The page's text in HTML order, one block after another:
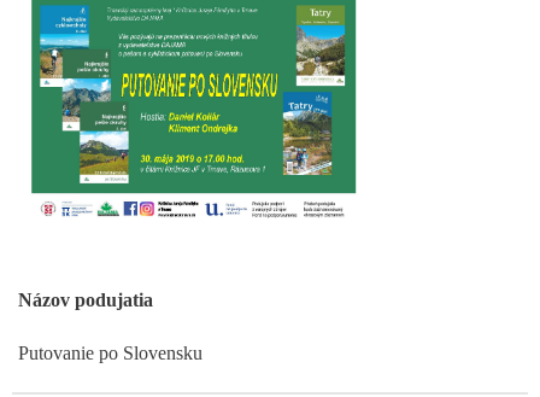
Názov podujatia
Putovanie po Slovensku